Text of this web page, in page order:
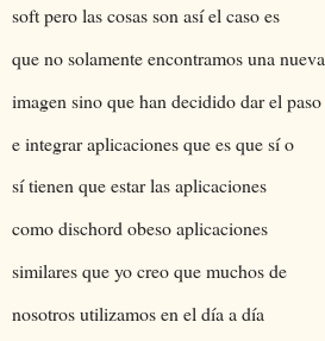
soft pero las cosas son así el caso es
que no solamente encontramos una nueva
imagen sino que han decidido dar el paso
e integrar aplicaciones que es que sí o
sí tienen que estar las aplicaciones
como dischord obeso aplicaciones
similares que yo creo que muchos de
nosotros utilizamos en el día a día